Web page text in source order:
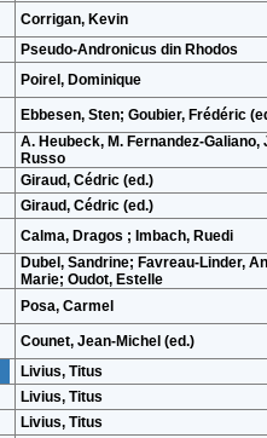
Corrigan, Kevin
Pseudo-Andronicus din Rhodos
Poirel, Dominique
Ebbesen, Sten; Goubier, Frédéric
A. Heubeck, M. Fernandez-Galiano,
Russo
Giraud, Cédric (ed.)
Giraud, Cédric (ed.)
Calma, Dragos ; Imbach, Ruedi
Dubel, Sandrine; Favreau-Linder,
Marie; Oudot, Estelle
Posa, Carmel
Counet, Jean-Michel (ed.)
Livius, Titus
Livius, Titus
Livius, Titus